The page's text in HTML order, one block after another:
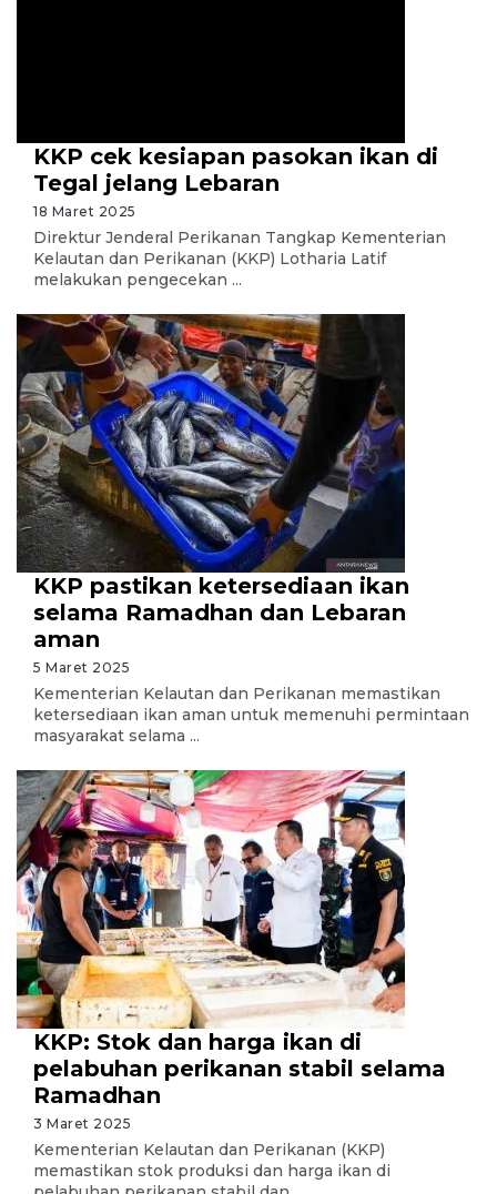
KKP cek kesiapan pasokan ikan di
Tegal jelang Lebaran
18 Maret 2025
Direktur Jenderal Perikanan Tangkap Kementerian
Kelautan dan Perikanan (KKP) Lotharia Latif
melakukan pengecekan ...
KKP pastikan ketersediaan ikan
selama Ramadhan dan Lebaran
aman
5 Maret 2025
Kementerian Kelautan dan Perikanan memastikan
ketersediaan ikan aman untuk memenuhi permintaan
masyarakat selama ...
KKP: Stok dan harga ikan di
pelabuhan perikanan stabil selama
Ramadhan
3 Maret 2025
Kementerian Kelautan dan Perikanan (KKP)
memastikan stok produksi dan harga ikan di